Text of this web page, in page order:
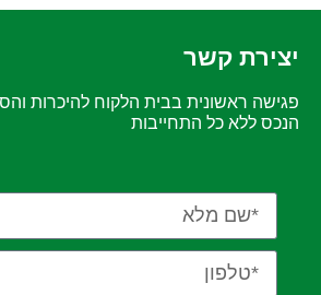
יצירת קשר
פגישה ראשונית בבית הלקוח להיכרות
הנכס ללא כל התחייבות